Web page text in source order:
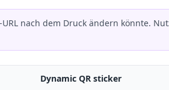
nach dem Druck ändern könnte.
Dynamic QR sticker